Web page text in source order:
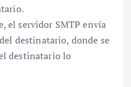
el servidor SMTP envía
destinatario, donde se
destinatario lo